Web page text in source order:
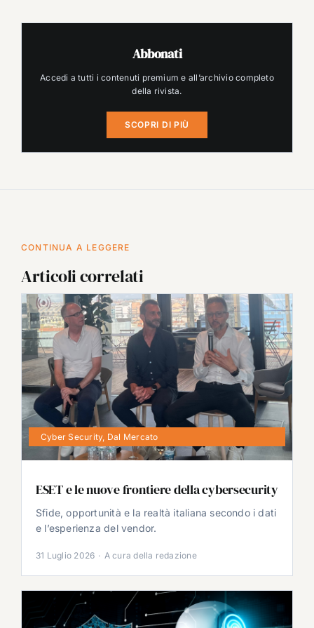
Abbonati
Accedi a tutti i contenuti premium e all’archivio completo
della rivista.
SCOPRI DI PIÙ
CONTINUA A LEGGERE
Articoli correlati
Cyber Security, Dal Mercato
ESET e le nuove frontiere della cybersecurity
Sfide, opportunità e la realtà italiana secondo i dati
e l’esperienza del vendor.
31 Luglio 2026 · A cura della redazione